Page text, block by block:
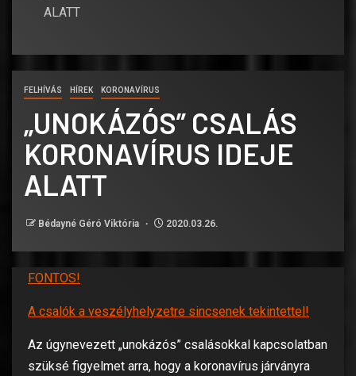
ALATT
FELHÍVÁS HÍREK KORONAVÍRUS
„UNOKÁZÓS” CSALÁS
KORONAVÍRUS IDEJE
ALATT
Bédayné Géró Viktória 2020.03.26.
FONTOS!
A csalók a veszélyhelyzetre sincsenek tekintettel!
Az úgynevezett „unokázós” csalásokkal kapcsolatban
szüksé figyelmet arra, hogy a koronavírus járványra